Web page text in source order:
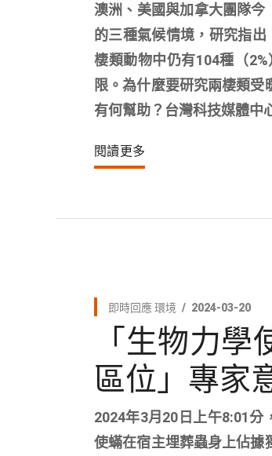
澳洲、美國與加拿大團隊今
的三種氣候情境，研究指
棲類動物中仍有104種（
限。為什麼要研究兩棲類受
有何幫助？台灣科技媒體中
閱讀更多
即時回應環境 2024-03-20
「生物力
區位」專家
2024年3月20日上午8:01分
使蟎在宿主埋葬蟲身上佔據